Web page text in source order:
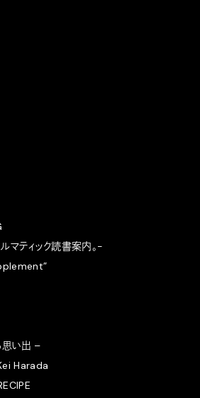
ティック読書案内。-
い出 –
Harada